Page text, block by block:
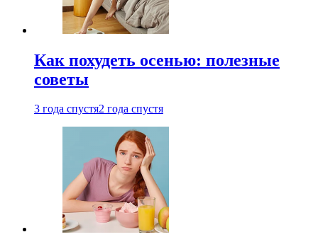
Как похудеть осенью: полезные
советы
3 года спустя2 года спустя